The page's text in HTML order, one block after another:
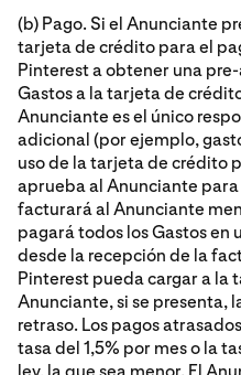
(b) Pago. Si el Anunciante
tarjeta de crédito para el
Pinterest a obtener una
Gastos a la tarjeta de
Anunciante es el único
adicional (por ejemplo,
uso de la tarjeta de crédito
aprueba al Anunciante
facturará al Anunciante
pagará todos los Gastos en
desde la recepción de la
Pinterest pueda cargar a la
Anunciante, si se presenta,
retraso. Los pagos
tasa del 1,5% por mes o la